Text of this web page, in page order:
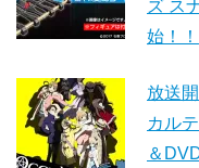
ズ ス
始！！
放送
カル
＆